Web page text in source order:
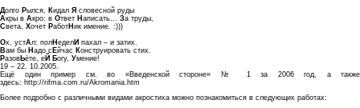
Долго Рылся, Кидал Я словесной руды
Акры в Акро: в Ответ Н аписать… За труды,
Света, Хочет Работ Н ик имение. :)))
Ох, устА л: пол Н еделИ пахал – и затих.
Вам бы Н адо с Ейчас Конструировать стих.
Разов Ьёте, еЙ Богу, Умение!
19 – 22. 10.2005.
Ещё один пример см. во «Введенской стороне» № 1 за 2006 год, а также
здесь: http://rifma.com.ru/Akromania.htm
Более подробно с различными видами акростиха можно познакомиться в следующих работах: